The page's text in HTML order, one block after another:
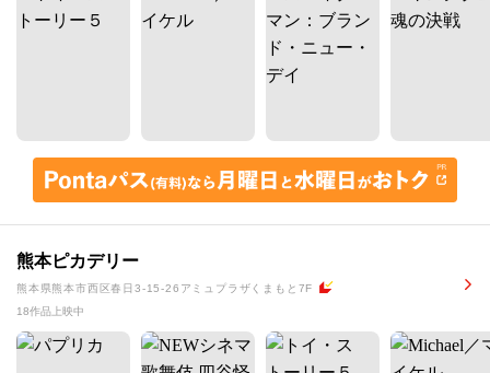
熊本ピカデリー
熊本県熊本市西区春日3-15-26アミュプラザくまもと7F
18作品上映中